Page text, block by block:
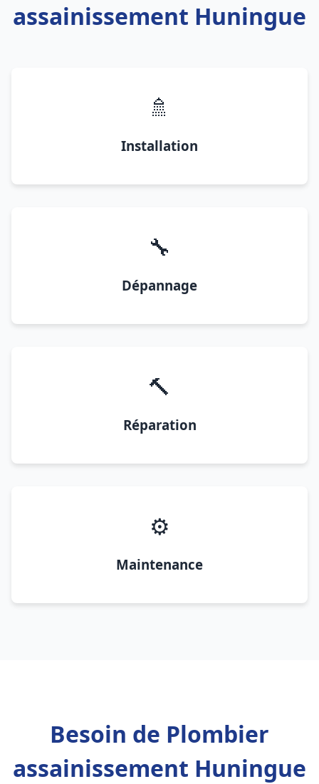
assainissement Huningue
🚿
Installation
🔧
Dépannage
🔨
Réparation
⚙️
Maintenance
Besoin de Plombier
assainissement Huningue